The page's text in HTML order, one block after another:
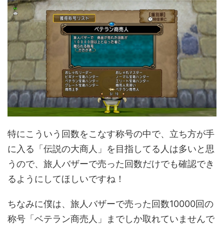
特にこういう回数をこなす称号の中で、立ち方が手
に入る「伝説の大商人」を目指してる人は多いと思
うので、旅人バザーで売った回数だけでも確認でき
るようにしてほしいですね！
ちなみに僕は、旅人バザーで売った回数10000回の
称号「ベテラン商売人」までしか取れていませんで